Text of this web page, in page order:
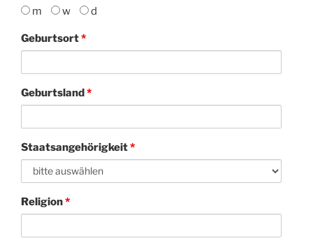
m
w d
Geburtsort*
Geburtsland*
Staatsangehörigkeit*
Religion*